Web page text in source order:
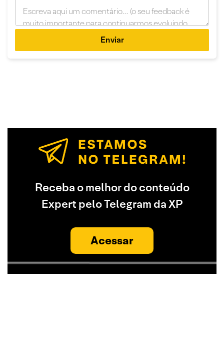
Enviar
Receba o melhor do conteúdo
Expert pelo Telegram da XP
Acessar